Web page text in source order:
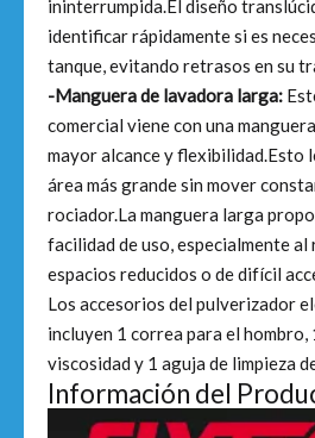
ininterrumpida.El diseño
identificar rápidamente si es
tanque, evitando retrasos en su
-Manguera de lavadora larga:
comercial viene con una
mayor alcance y flexibilidad.Esto
área más grande sin mover
rociador.La manguera larga
facilidad de uso, especialmente
espacios reducidos o de difícil
Los accesorios del pulverizador
incluyen 1 correa para el hombro,
viscosidad y 1 aguja de limpieza
Información del